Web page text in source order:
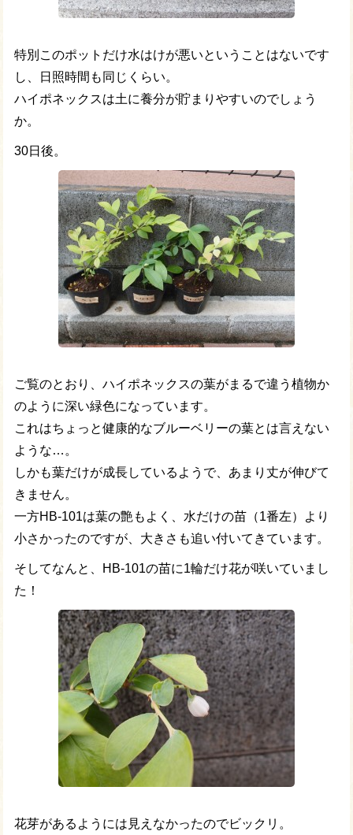
特別このポットだけ水はけが悪いということはないです
し、日照時間も同じくらい。
ハイポネックスは土に養分が貯まりやすいのでしょう
か。
30日後。
ご覧のとおり、ハイポネックスの葉がまるで違う植物か
のように深い緑色になっています。
これはちょっと健康的なブルーベリーの葉とは言えない
ような…。
しかも葉だけが成長しているようで、あまり丈が伸びて
きません。
一方HB-101は葉の艶もよく、水だけの苗（1番左）より
小さかったのですが、大きさも追い付いてきています。
そしてなんと、HB-101の苗に1輪だけ花が咲いていまし
た！
花芽があるようには見えなかったのでビックリ。